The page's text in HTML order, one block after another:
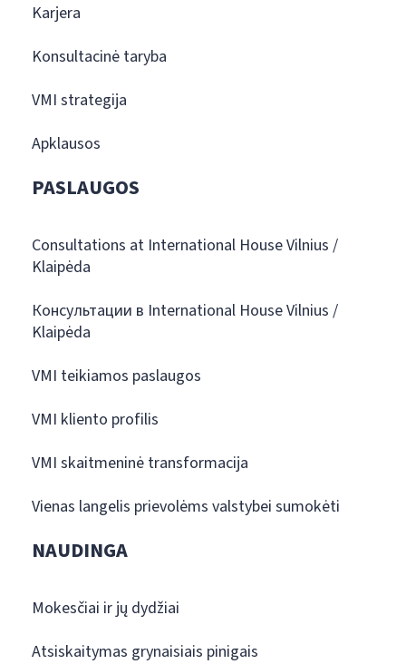
Karjera
Konsultacinė taryba
VMI strategija
Apklausos
PASLAUGOS
Consultations at International House Vilnius /
Klaipėda
Консультации в International House Vilnius /
Klaipėda
VMI teikiamos paslaugos
VMI kliento profilis
VMI skaitmeninė transformacija
Vienas langelis prievolėms valstybei sumokėti
NAUDINGA
Mokesčiai ir jų dydžiai
Atsiskaitymas grynaisiais pinigais